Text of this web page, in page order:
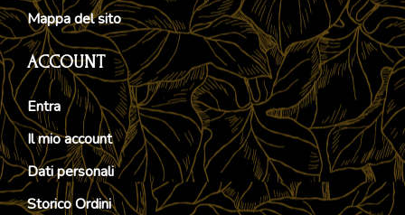
Mappa del sito
ACCOUNT
Entra
Il mio account
Dati personali
Storico Ordini